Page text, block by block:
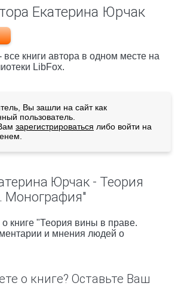
Екатерина Юрчак
книги автора в одном месте на
LibFox.
Вы зашли на сайт как
пользователь.
зарегистрироваться либо войти на
Юрчак - Теория
Монография"
книге "Теория вины в праве.
и мнения людей о
о книге? Оставьте Ваш